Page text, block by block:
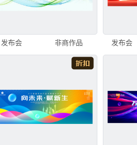
发布会 非商作品 发布会